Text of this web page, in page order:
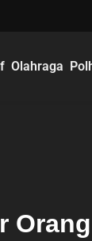
Olahraga